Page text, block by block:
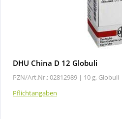
DHU China D 12 Globuli
PZN/Art.Nr.: 02812989 | 10 g, Globuli
Pflichtangaben